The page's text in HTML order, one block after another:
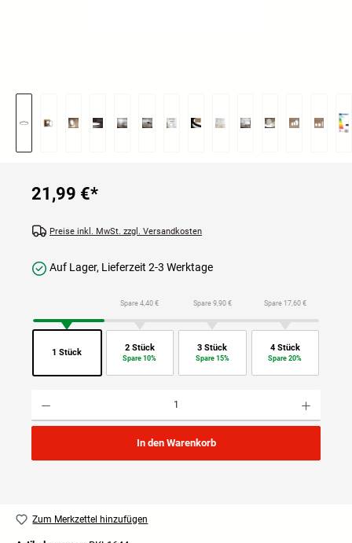
21,99 €*
Preise inkl. MwSt. zzgl. Versandkosten
Auf Lager, Lieferzeit 2-3 Werktage
1 Stück
Spare 4,40 €
2 Stück
Spare 10%
Spare 9,90 €
3 Stück
Spare 15%
Spare 17,60 €
4 Stück
Spare 20%
In den Warenkorb
Zum Merkzettel hinzufügen